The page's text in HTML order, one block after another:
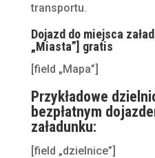
transportu.
Dojazd do miejsca
„Miasta”] gratis
[field „Mapa”]
Przykładowe
bezpłatnym
załadunku:
[field „dzielnice”]